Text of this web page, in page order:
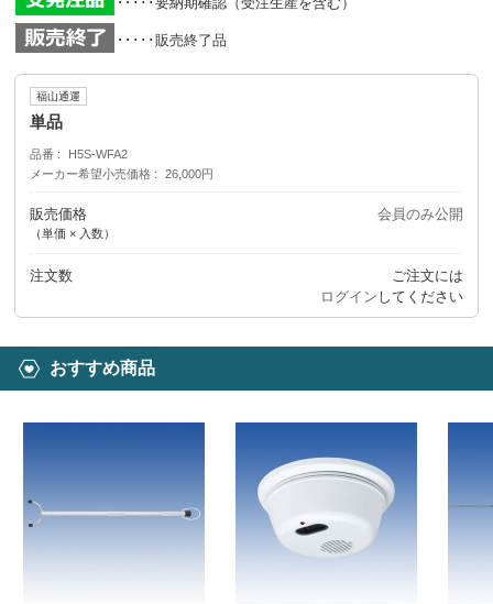
･････販売終了品
福山通運
単品
品番
H5S-WFA2
メーカー希望小売価格
26,000円
販売価格
（単価 × 入数）
会員のみ公開
注文数
ご注文には
ログイン してください
おすすめ商品